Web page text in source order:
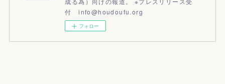
付 info@houdoufu.org
フォロー